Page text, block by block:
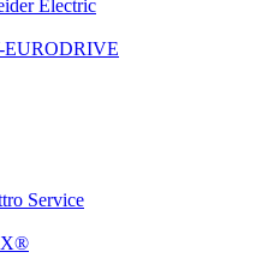
Electric
EURODRIVE
Service